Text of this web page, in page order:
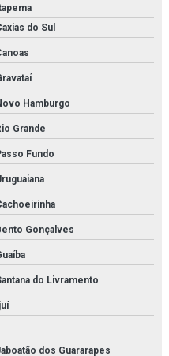
rj
do Sul
Hamburgo
Grande
Fundo
Gonçalves
do Livramento
Ijuí
dos Guararapes